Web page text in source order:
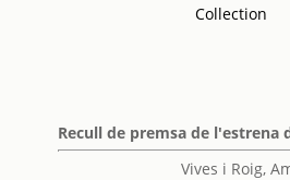
Collection
Recull de premsa de l'estrena
Vives i Roig,